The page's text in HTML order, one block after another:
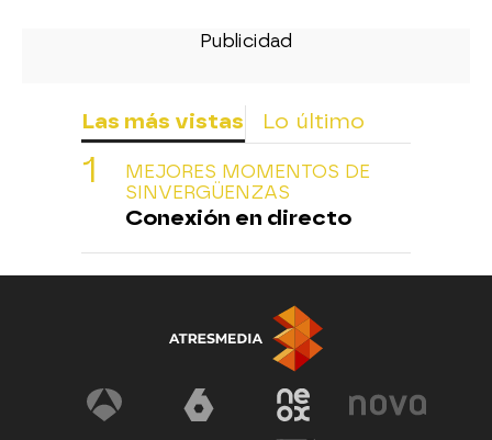
Las más vistas Lo último
MEJORES MOMENTOS DE
SINVERGÜENZAS
Conexión en directo